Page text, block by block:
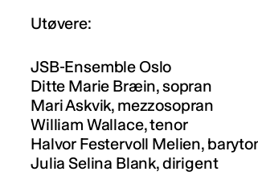
Utøvere:
JSB-Ensemble Oslo
Ditte Marie Bræin, sopran
Mari Askvik, mezzosopran
William Wallace, tenor
Halvor Festervoll Melien,
Julia Selina Blank, dirigent